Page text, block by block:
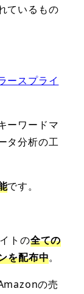
ているもの
ースプライ
ーワードマ
タ分析の工
です。
トの全ての
を配布中。
の売